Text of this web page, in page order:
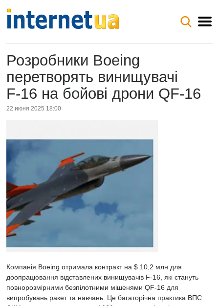
Розробники Boeing
перетворять винищувачі
F‑16 на бойові дрони QF‑16
22 июня 2025 18:00
Компанія Boeing отримала контракт на $ 10,2 млн для
доопрацювання відставлених винищувачів F‑16, які стануть
повнорозмірними безпілотними мішенями QF‑16 для
випробувань ракет та навчань. Це багаторічна практика ВПС